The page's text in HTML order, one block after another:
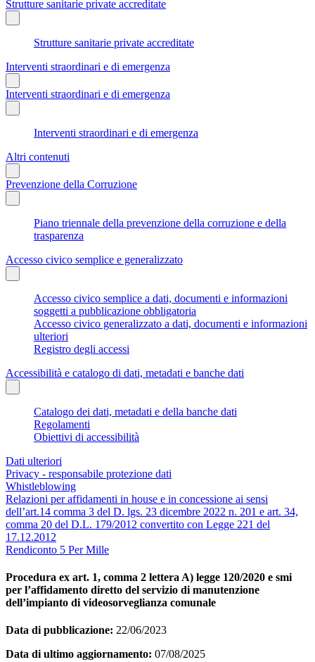
Strutture sanitarie private accreditate
Strutture sanitarie private accreditate
Interventi straordinari e di emergenza
Interventi straordinari e di emergenza
Interventi straordinari e di emergenza
Altri contenuti
Prevenzione della Corruzione
Piano triennale della prevenzione della corruzione e della
trasparenza
Accesso civico semplice e generalizzato
Accesso civico semplice a dati, documenti e informazioni
soggetti a pubblicazione obbligatoria
Accesso civico generalizzato a dati, documenti e informazioni
ulteriori
Registro degli accessi
Accessibilità e catalogo di dati, metadati e banche dati
Catalogo dei dati, metadati e della banche dati
Regolamenti
Obiettivi di accessibilità
Dati ulteriori
Privacy - responsabile protezione dati
Whistleblowing
Relazioni per affidamenti in house e in concessione ai sensi
dell’art.14 comma 3 del D. lgs. 23 dicembre 2022 n. 201 e art. 34,
comma 20 del D.L. 179/2012 convertito con Legge 221 del
17.12.2012
Rendiconto 5 Per Mille
Procedura ex art. 1, comma 2 lettera A) legge 120/2020 e smi
per l’affidamento diretto del servizio di manutenzione
dell’impianto di videosorveglianza comunale
Data di pubblicazione: 22/06/2023
Data di ultimo aggiornamento: 07/08/2025